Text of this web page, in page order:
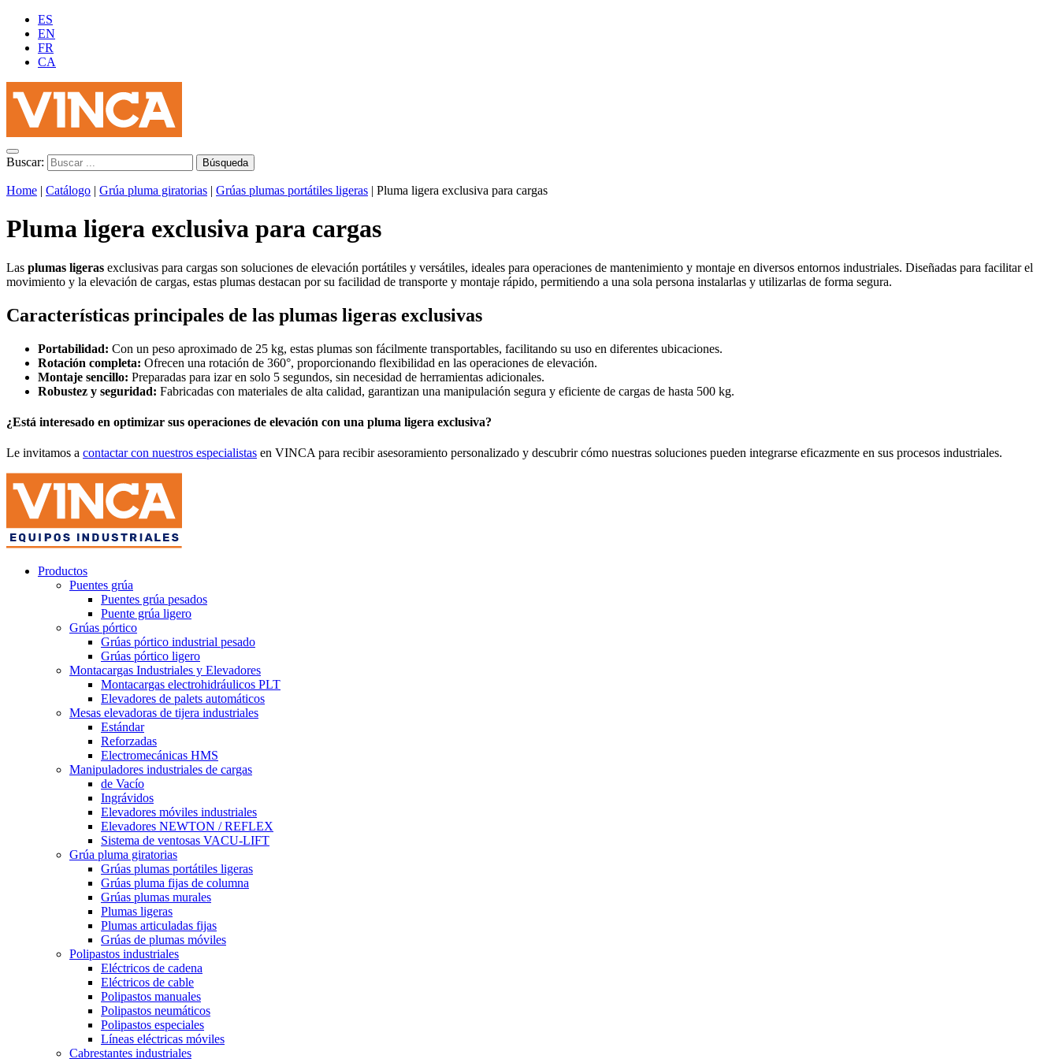
ES
EN
FR
CA
Buscar:
Home | Catálogo | Grúa pluma giratorias | Grúas plumas portátiles ligeras | Pluma ligera exclusiva para cargas
Pluma ligera exclusiva para cargas
Las plumas ligeras exclusivas para cargas son soluciones de elevación portátiles y versátiles, ideales para operaciones de mantenimiento y montaje en diversos entornos industriales. Diseñadas para facilitar el
movimiento y la elevación de cargas, estas plumas destacan por su facilidad de transporte y montaje rápido, permitiendo a una sola persona instalarlas y utilizarlas de forma segura.
Características principales de las plumas ligeras exclusivas
Portabilidad: Con un peso aproximado de 25 kg, estas plumas son fácilmente transportables, facilitando su uso en diferentes ubicaciones.
Rotación completa: Ofrecen una rotación de 360°, proporcionando flexibilidad en las operaciones de elevación.
Montaje sencillo: Preparadas para izar en solo 5 segundos, sin necesidad de herramientas adicionales.
Robustez y seguridad: Fabricadas con materiales de alta calidad, garantizan una manipulación segura y eficiente de cargas de hasta 500 kg.
¿Está interesado en optimizar sus operaciones de elevación con una pluma ligera exclusiva?
Le invitamos a contactar con nuestros especialistas en VINCA para recibir asesoramiento personalizado y descubrir cómo nuestras soluciones pueden integrarse eficazmente en sus procesos industriales.
Productos
Puentes grúa
Puentes grúa pesados
Puente grúa ligero
Grúas pórtico
Grúas pórtico industrial pesado
Grúas pórtico ligero
Montacargas Industriales y Elevadores
Montacargas electrohidráulicos PLT
Elevadores de palets automáticos
Mesas elevadoras de tijera industriales
Estándar
Reforzadas
Electromecánicas HMS
Manipuladores industriales de cargas
de Vacío
Ingrávidos
Elevadores móviles industriales
Elevadores NEWTON / REFLEX
Sistema de ventosas VACU-LIFT
Grúa pluma giratorias
Grúas plumas portátiles ligeras
Grúas pluma fijas de columna
Grúas plumas murales
Plumas ligeras
Plumas articuladas fijas
Grúas de plumas móviles
Polipastos industriales
Eléctricos de cadena
Eléctricos de cable
Polipastos manuales
Polipastos neumáticos
Polipastos especiales
Líneas eléctricas móviles
Cabrestantes industriales